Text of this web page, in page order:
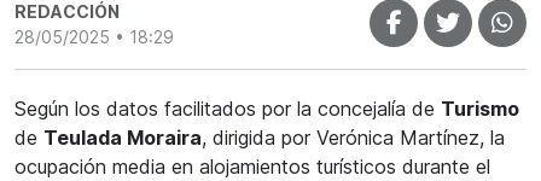
REDACCIÓN
28/05/2025 • 18:29
Según los datos facilitados por la concejalía de Turismo
de Teulada Moraira, dirigida por Verónica Martínez, la
ocupación media en alojamientos turísticos durante el